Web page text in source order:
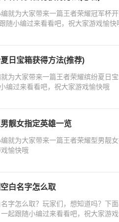
就为大家带来一篇王者荣耀冠军杯
随小编过来看看吧，祝大家游戏愉快
日宝箱获得方法(推荐)
为大家带来一篇王者荣耀缤纷夏日
编过来看看吧，祝大家游戏愉快哦
靓女指定英雄一览
就为大家带来一篇王者荣耀型男靓
愉快哦
白名字怎么取
字怎么取？玩家们，想知道吗？下
起跟随小编过来看看吧，祝大家游